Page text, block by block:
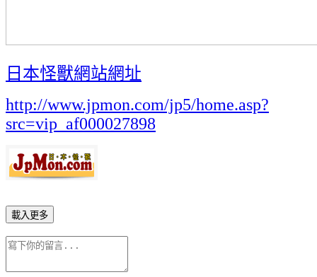
日本怪獸網站網址
http://www.jpmon.com/jp5/home.asp?
src=vip_af000027898
載入更多